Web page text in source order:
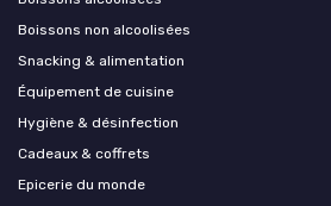
Boissons non alcoolisées
Snacking & alimentation
Équipement de cuisine
Hygiène & désinfection
Cadeaux & coffrets
Epicerie du monde